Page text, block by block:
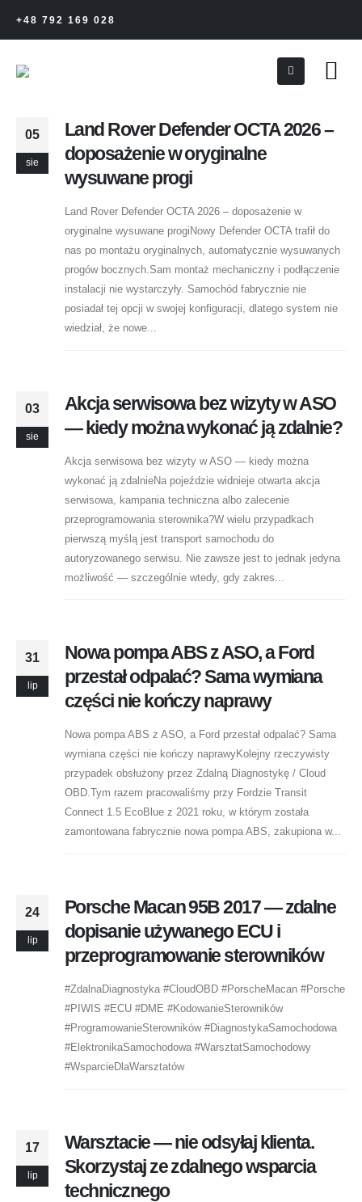
+48 792 169 028
05
sie
Land Rover Defender OCTA 2026 –
doposażenie w oryginalne
wysuwane progi
Land Rover Defender OCTA 2026 – doposażenie w
oryginalne wysuwane progiNowy Defender OCTA trafił do
nas po montażu oryginalnych, automatycznie wysuwanych
progów bocznych.Sam montaż mechaniczny i podłączenie
instalacji nie wystarczyły. Samochód fabrycznie nie
posiadał tej opcji w swojej konfiguracji, dlatego system nie
wiedział, że nowe...
03
sie
Akcja serwisowa bez wizyty w ASO
— kiedy można wykonać ją zdalnie?
Akcja serwisowa bez wizyty w ASO — kiedy można
wykonać ją zdalnieNa pojeździe widnieje otwarta akcja
serwisowa, kampania techniczna albo zalecenie
przeprogramowania sterownika?W wielu przypadkach
pierwszą myślą jest transport samochodu do
autoryzowanego serwisu. Nie zawsze jest to jednak jedyna
możliwość — szczególnie wtedy, gdy zakres...
31
lip
Nowa pompa ABS z ASO, a Ford
przestał odpalać? Sama wymiana
części nie kończy naprawy
Nowa pompa ABS z ASO, a Ford przestał odpalać? Sama
wymiana części nie kończy naprawyKolejny rzeczywisty
przypadek obsłużony przez Zdalną Diagnostykę / Cloud
OBD.Tym razem pracowaliśmy przy Fordzie Transit
Connect 1.5 EcoBlue z 2021 roku, w którym została
zamontowana fabrycznie nowa pompa ABS, zakupiona w...
24
lip
Porsche Macan 95B 2017 — zdalne
dopisanie używanego ECU i
przeprogramowanie sterowników
#ZdalnaDiagnostyka #CloudOBD #PorscheMacan #Porsche
#PIWIS #ECU #DME #KodowanieSterowników
#ProgramowanieSterowników #DiagnostykaSamochodowa
#ElektronikaSamochodowa #WarsztatSamochodowy
#WsparcieDlaWarsztatów
17
lip
Warsztacie — nie odsyłaj klienta.
Skorzystaj ze zdalnego wsparcia
technicznego